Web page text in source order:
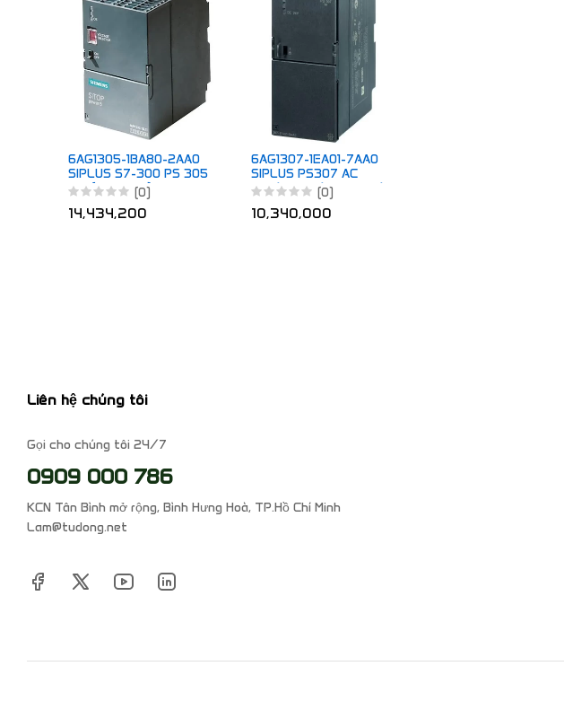
6AG1305-1BA80-2AA0
SIPLUS S7-300 PS 305
2 A (EN50155)
(0)
14,434,200
6AG1307-1EA01-7AA0
SIPLUS PS307 AC
120/230V / DC 24 V/5
(0)
10,340,000
Liên hệ chúng tôi
Gọi cho chúng tôi 24/7
0909 000 786
KCN Tân Bình mở rộng, Bình Hưng Hoà, TP.Hồ Chí Minh
Lam@tudong.net